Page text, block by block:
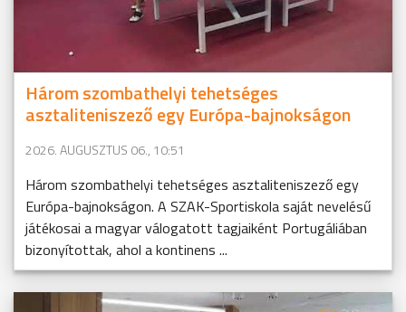
Három szombathelyi tehetséges
asztaliteniszező egy Európa-bajnokságon
2026. AUGUSZTUS 06., 10:51
Három szombathelyi tehetséges asztaliteniszező egy
Európa-bajnokságon. A SZAK-Sportiskola saját nevelésű
játékosai a magyar válogatott tagjaiként Portugáliában
bizonyítottak, ahol a kontinens ...